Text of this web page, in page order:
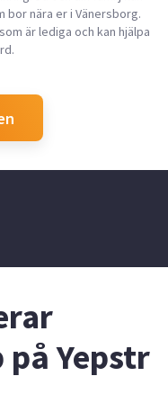
bor nära er i Vänersborg.
är lediga och kan hjälpa
Yepstr